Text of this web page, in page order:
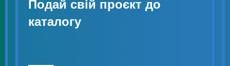
Подай свій проєкт до
каталогу